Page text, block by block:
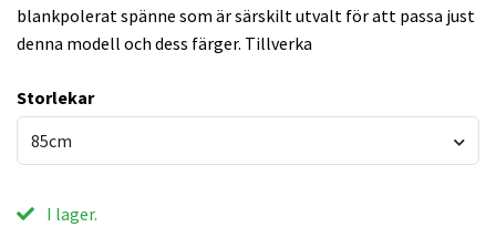
blankpolerat spänne som är särskilt utvalt för att passa just
denna modell och dess färger. Tillverka
Storlekar
85cm
I lager.